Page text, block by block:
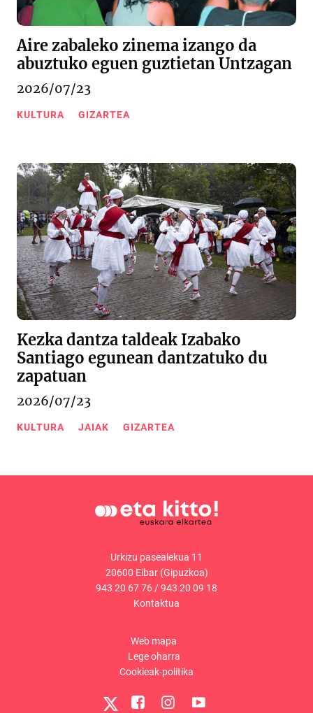
Aire zabaleko zinema izango da
abuztuko eguen guztietan Untzagan
2026/07/23
KULTURA GIZARTEA
Kezka dantza taldeak Izabako
Santiago egunean dantzatuko du
zapatuan
2026/07/23
KULTURA JAIAK GIZARTEA
Urkizu pasealekua 11
20600 Eibar (Gipuzkoa)
943 20 67 76/943 20 09 18
Kontaktua
Web mapa
Lege oharra
Cookieak-politika